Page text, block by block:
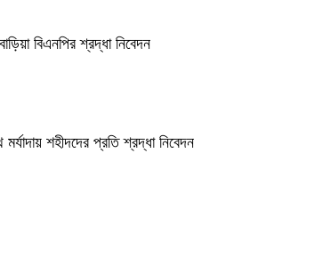
বিএনপির শ্রদ্ধা নিবেদন
শহীদদের প্রতি শ্রদ্ধা নিবেদন